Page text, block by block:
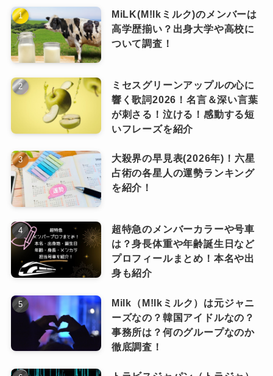
InstagramやYouTubeなどのSNSでは、ロンド
ンへの旅行中の何気ないオフショットや、自身
がデザインしたコラボTシャツを着こなした自然
体の投稿が多く、「あざとさがなくて本当にか
わいい」という声を集めています！
ょっと天然な様子を見せることもあり、それが
逆に「ギャップ萌え」と言われることも。
ピンときた
なっちー
はなく、普段の様子からにじみ出
るナチュラルな魅力に惹かれる人
が多いのも納得です！
さらに、YOASOBIとしては5周年を記念
した豪華ビジュアルブック『VI/NYL
SUPER YOASOBI』にも登場し、撮り下
ろし満載のページで話題をさらいました
が、こちらもあくまでユニットとしての
企画本です。
ピンときた
なっちー
ということで「写真集」と呼べる
書籍はまだありませんが、幾田り
らのビジュアルや魅力を堪能でき
写真集発売にも大いに期待が寄せ
られています！
幾田りら(ikura)の魅力があふれる才能
について！
MiLK(M!lkミルク)のメンバーは
高学歴揃い？出身大学や高校に
ついて調査！
ミセスグリーンアップルの心に
響く歌詞2026！名言＆深い言葉
が刺さる！泣ける！感動する短
いフレーズを紹介
大殺界の早見表(2026年)！六星
占術の各星人の運勢ランキング
を紹介！
超特急のメンバーカラーや号車
は？身長体重や年齢誕生日など
プロフィールまとめ！本名や出
身も紹介
Milk（M!lkミルク）は元ジャニ
ーズなの？韓国アイドルなの？
事務所は？何のグループなのか
徹底調査！